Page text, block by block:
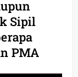
Sipil
PMA